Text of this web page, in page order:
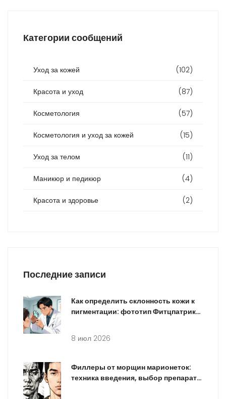
Категории сообщений
Уход за кожей (102)
Красота и уход (87)
Косметология (57)
Косметология и уход за кожей (15)
Уход за телом (11)
Маникюр и педикюр (4)
Красота и здоровье (2)
Последние записи
Как определить склонность кожи к
пигментации: фототип Фитцпатрика
8 июл 2026
Филлеры от морщин марионеток:
техника введения, выбор препарата